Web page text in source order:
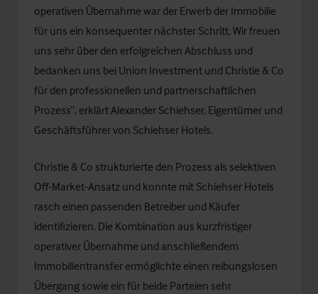
operativen Übernahme war der Erwerb der Immobilie
für uns ein konsequenter nächster Schritt. Wir freuen
uns sehr über den erfolgreichen Abschluss und
bedanken uns bei Union Investment und Christie & Co
für den professionellen und partnerschaftlichen
Prozess“, erklärt Alexander Schiehser, Eigentümer und
Geschäftsführer von Schiehser Hotels.
Christie & Co strukturierte den Prozess als selektiven
Off-Market-Ansatz und konnte mit Schiehser Hotels
rasch einen passenden Betreiber und Käufer
identifizieren. Die Kombination aus kurzfristiger
operativer Übernahme und anschließendem
Immobilientransfer ermöglichte einen reibungslosen
Übergang sowie ein für beide Parteien sehr